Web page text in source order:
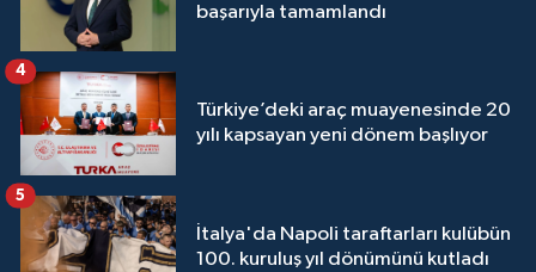
başarıyla tamamlandı
Türkiye’deki araç muayenesinde 20
yılı kapsayan yeni dönem başlıyor
4
İtalya'da Napoli taraftarları kulübün
100. kuruluş yıl dönümünü kutladı
5